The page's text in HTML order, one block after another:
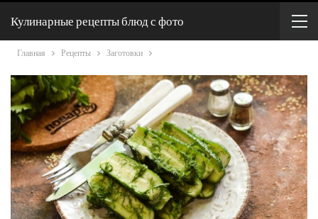
Кулинарные рецепты блюд с фото
Главная Рецепты Заготовки